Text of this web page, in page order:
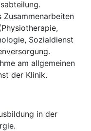
Zusammenarbeiten
Sozialdienst
am allgemeinen
der Klinik.
in der